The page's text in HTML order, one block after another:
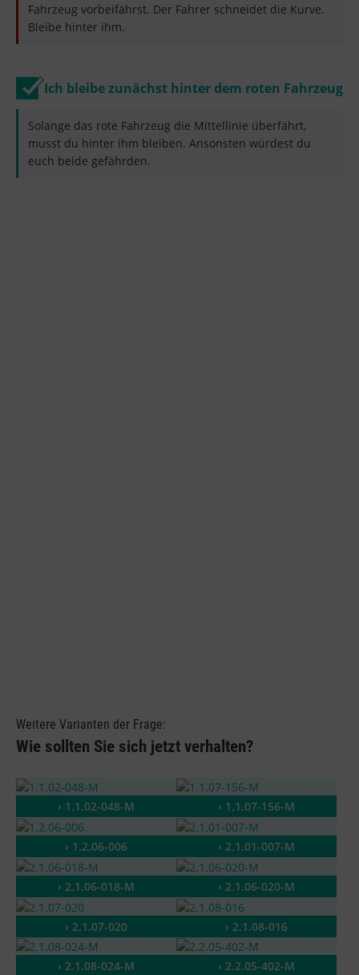
Fahrzeug vorbeifährst. Der Fahrer schneidet die Kurve.
Bleibe hinter ihm.
Ich bleibe zunächst hinter dem roten Fahrzeug
Solange das rote Fahrzeug die Mittellinie überfährt,
musst du hinter ihm bleiben. Ansonsten würdest du
euch beide gefährden.
Weitere Varianten der Frage:
Wie sollten Sie sich jetzt verhalten?
› 1.1.02-048-M › 1.1.07-156-M
› 1.2.06-006 › 2.1.01-007-M
› 2.1.06-018-M › 2.1.06-020-M
› 2.1.07-020 › 2.1.08-016
› 2.1.08-024-M › 2.2.05-402-M